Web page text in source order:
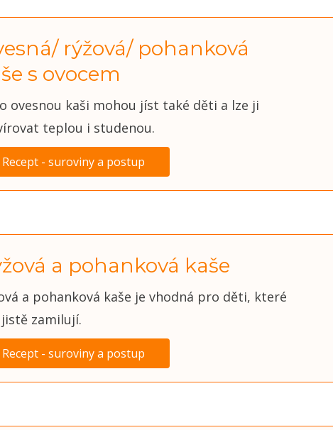
rýžová/ pohanková
s ovocem
ovesnou kaši mohou jíst také děti a lze ji
teplou i studenou.
Recept - suroviny a postup
a pohanková kaše
a pohanková kaše je vhodná pro děti, které
zamilují.
Recept - suroviny a postup